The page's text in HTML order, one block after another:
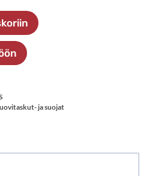
ja suojat